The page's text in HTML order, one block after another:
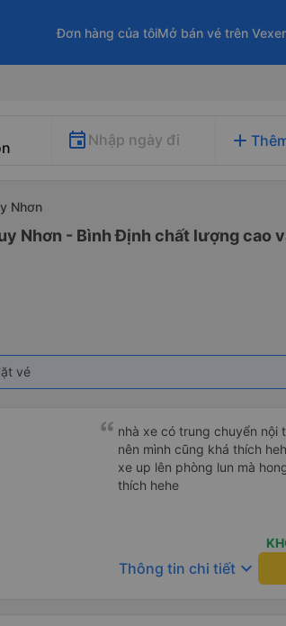
Đơn hàng của tôiMở bán vé trên
Nhập ngày đi add
Nhơn
Nhơn - Bình Định chất lượng cao
vé
nhà xe có trung chuyển nội
nên mình cũng khá thích
xe up lên phòng lun mà
thích hehe
Thông tin chi tiết keyboard_arrow_down